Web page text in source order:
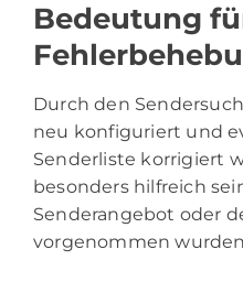
Bedeutung
Durch den
neu konfiguriert und
Senderliste korrigiert
besonders hilfreich
Senderangebot oder
vorgenommen